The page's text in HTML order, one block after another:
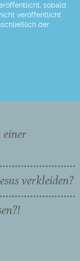
sobald
veröffentlicht
der
einer
verkleiden?